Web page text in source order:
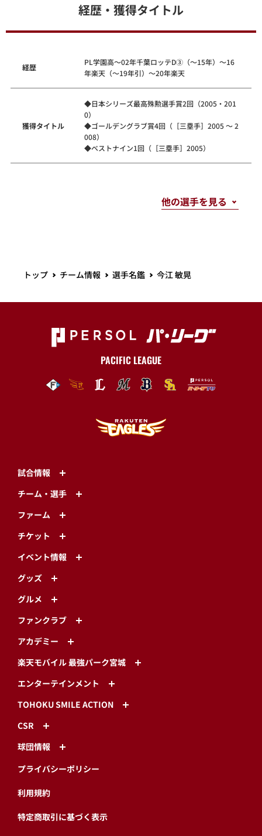
経歴・獲得タイトル
経歴
PL学園高～02年千葉ロッテD③（～15年）～16
年楽天（～19年引）～20年楽天
獲得タイトル
◆日本シリーズ最高殊勲選手賞2回（2005・201
0）
◆ゴールデングラブ賞4回（［三塁手］2005 ～ 2
008）
◆ベストナイン1回（［三塁手］2005）
トップ チーム情報 選手名鑑 今江 敏晃
PACIFIC LEAGUE
試合情報
チーム・選手
ファーム
チケット
イベント情報
グッズ
グルメ
ファンクラブ
アカデミー
楽天モバイル 最強パーク宮城
エンターテインメント
TOHOKU SMILE ACTION
CSR
球団情報
プライバシーポリシー
利用規約
特定商取引に基づく表示